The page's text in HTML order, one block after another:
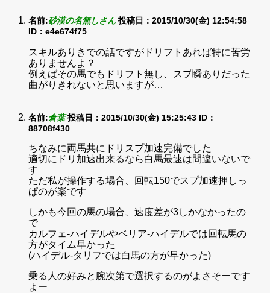
名前:砂漠の名無しさん 投稿日：2015/10/30(金) 12:54:58
ID：e4e674f75
スキルありきでの話ですがドリフトあれば特に苦労
ありませんよ？
例えばその馬でもドリフト無し、スプ瞬ありだった
曲がりきれないと思いますが…
名前:倉葉 投稿日：2015/10/30(金) 15:25:43 ID：
88708f430
ちなみに両馬共にドリスプ加速完備でした
適切にドリ加速出来るなら白馬最速は間違いないで
す
ただ私が操作する場合、回転150でスプ加速押しっ
ぱのが楽です
しかも今回の馬の場合、速度差が3しかなかったの
で
カルフェ-ハイデルやベリア-ハイデルでは回転馬の
方がタイム早かった
(ハイデル-タリフでは白馬の方が早かった)
乗る人の好みと腕次第で選択するのがよさそーです
よー